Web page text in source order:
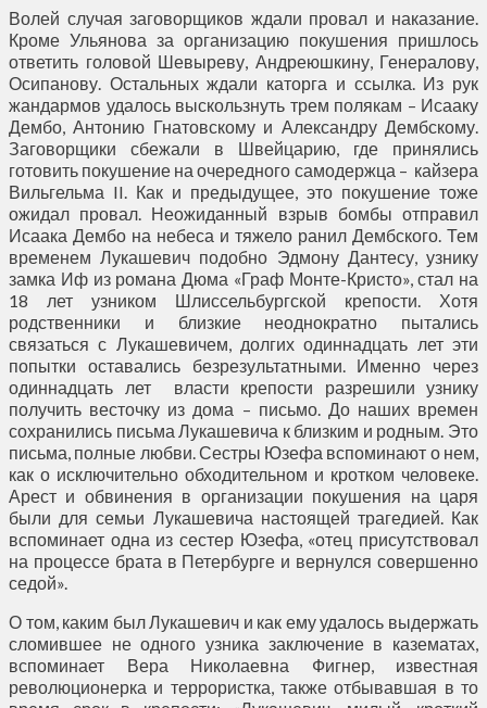
Волей случая заговорщиков ждали провал и наказание.
Кроме Ульянова за организацию покушения пришлось
ответить головой Шевыреву, Андреюшкину, Генералову,
Осипанову. Остальных ждали каторга и ссылка. Из рук
жандармов удалось выскользнуть трем полякам – Исааку
Дембо, Антонию Гнатовскому и Александру Дембскому.
Заговорщики сбежали в Швейцарию, где принялись
готовить покушение на очередного самодержца – кайзера
Вильгельма II. Как и предыдущее, это покушение тоже
ожидал провал. Неожиданный взрыв бомбы отправил
Исаака Дембо на небеса и тяжело ранил Дембского. Тем
временем Лукашевич подобно Эдмону Дантесу, узнику
замка Иф из романа Дюма «Граф Монте-Кристо», стал на
18 лет узником Шлиссельбургской крепости. Хотя
родственники и близкие неоднократно пытались
связаться с Лукашевичем, долгих одиннадцать лет эти
попытки оставались безрезультатными. Именно через
одиннадцать лет власти крепости разрешили узнику
получить весточку из дома – письмо. До наших времен
сохранились письма Лукашевича к близким и родным. Это
письма, полные любви. Сестры Юзефа вспоминают о нем,
как о исключительно обходительном и кротком человеке.
Арест и обвинения в организации покушения на царя
были для семьи Лукашевича настоящей трагедией. Как
вспоминает одна из сестер Юзефа, «отец присутствовал
на процессе брата в Петербурге и вернулся совершенно
седой».
О том, каким был Лукашевич и как ему удалось выдержать
сломившее не одного узника заключение в казематах,
вспоминает Вера Николаевна Фигнер, известная
революционерка и террористка, также отбывавшая в то